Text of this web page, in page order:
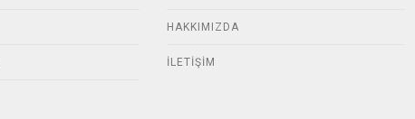
HAKKIMIZDA
İLETIŞIM